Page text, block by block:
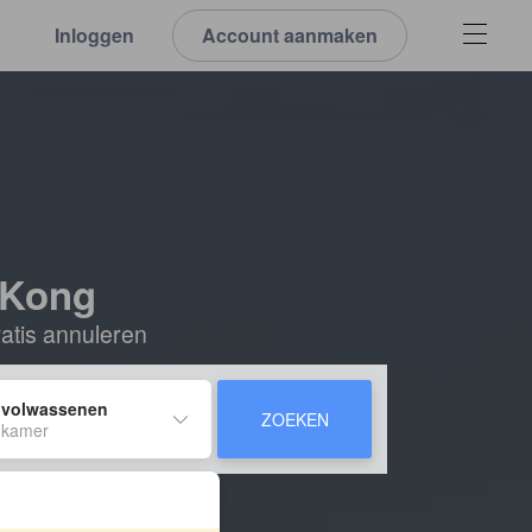
Inloggen Account aanmaken
annuleren
ZOEKEN